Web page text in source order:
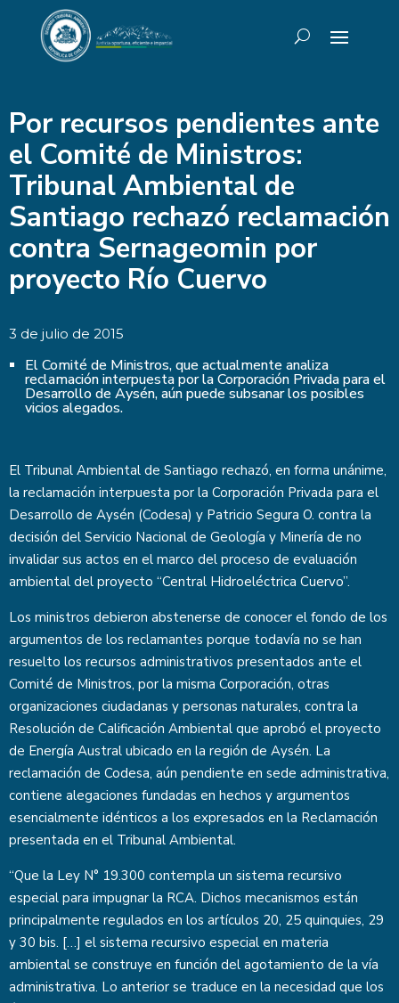
Por recursos pendientes ante
el Comité de Ministros:
Tribunal Ambiental de
Santiago rechazó reclamación
contra Sernageomin por
proyecto Río Cuervo
3 de julio de 2015
El Comité de Ministros, que actualmente analiza
reclamación interpuesta por la Corporación Privada para el
Desarrollo de Aysén, aún puede subsanar los posibles
vicios alegados.
El Tribunal Ambiental de Santiago rechazó, en forma unánime,
la reclamación interpuesta por la Corporación Privada para el
Desarrollo de Aysén (Codesa) y Patricio Segura O. contra la
decisión del Servicio Nacional de Geología y Minería de no
invalidar sus actos en el marco del proceso de evaluación
ambiental del proyecto “Central Hidroeléctrica Cuervo”.
Los ministros debieron abstenerse de conocer el fondo de los
argumentos de los reclamantes porque todavía no se han
resuelto los recursos administrativos presentados ante el
Comité de Ministros, por la misma Corporación, otras
organizaciones ciudadanas y personas naturales, contra la
Resolución de Calificación Ambiental que aprobó el proyecto
de Energía Austral ubicado en la región de Aysén. La
reclamación de Codesa, aún pendiente en sede administrativa,
contiene alegaciones fundadas en hechos y argumentos
esencialmente idénticos a los expresados en la Reclamación
presentada en el Tribunal Ambiental.
“Que la Ley N° 19.300 contempla un sistema recursivo
especial para impugnar la RCA. Dichos mecanismos están
principalmente regulados en los artículos 20, 25 quinquies, 29
y 30 bis. […] el sistema recursivo especial en materia
ambiental se construye en función del agotamiento de la vía
administrativa. Lo anterior se traduce en la necesidad que los